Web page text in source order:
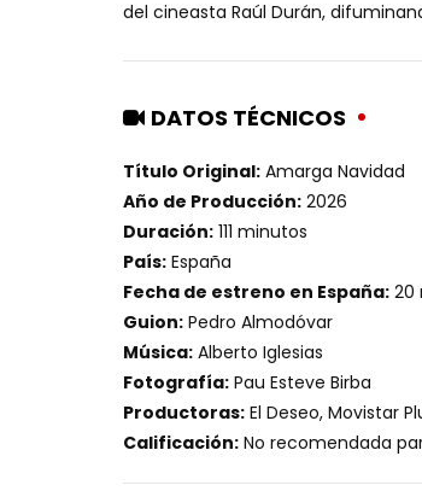
del cineasta Raúl Durán,
DATOS TÉCNICOS
Título Original: Amarga Navidad
Año de Producción: 2026
Duración: 111 minutos
País: España
Fecha de estreno en España: 20
Guion: Pedro Almodóvar
Música: Alberto Iglesias
Fotografía: Pau Esteve Birba
Productoras: El Deseo, Movistar
Calificación: No recomendada